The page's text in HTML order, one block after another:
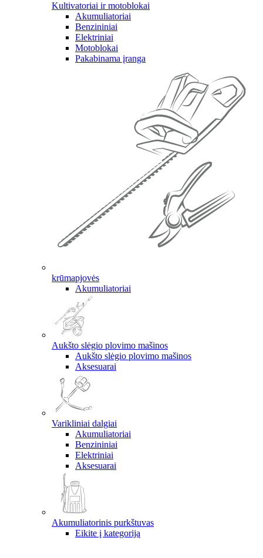
Kultivatoriai ir motoblokai
Akumuliatoriai
Benzininiai
Elektriniai
Motoblokai
Pakabinama įranga
krūmapjovės
Akumuliatoriai
Aukšto slėgio plovimo mašinos
Aukšto slėgio plovimo mašinos
Aksesuarai
Varikliniai dalgiai
Akumuliatoriai
Benzininiai
Elektriniai
Aksesuarai
Akumuliatorinis purkštuvas
Eikite į kategoriją